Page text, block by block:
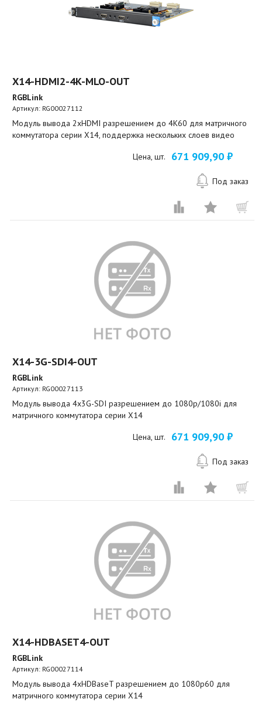
X14-HDMI2-4K-MLO-OUT
RGBLink
Артикул: RG00027112
Модуль вывода 2xHDMI разрешением до 4K60 для матричного
коммутатора серии X14, поддержка нескольких слоев видео
Цена, шт. 671 909,90 ₽
Под заказ
X14-3G-SDI4-OUT
RGBLink
Артикул: RG00027113
Модуль вывода 4x3G-SDI разрешением до 1080p/1080i для
матричного коммутатора серии X14
Цена, шт. 671 909,90 ₽
Под заказ
X14-HDBASET4-OUT
RGBLink
Артикул: RG00027114
Модуль вывода 4xHDBaseT разрешением до 1080p60 для
матричного коммутатора серии X14